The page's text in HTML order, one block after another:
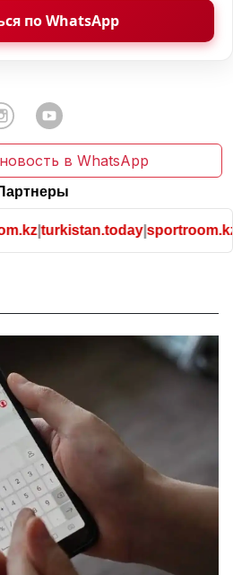
по WhatsApp
в WhatsApp
|sportroom.kz